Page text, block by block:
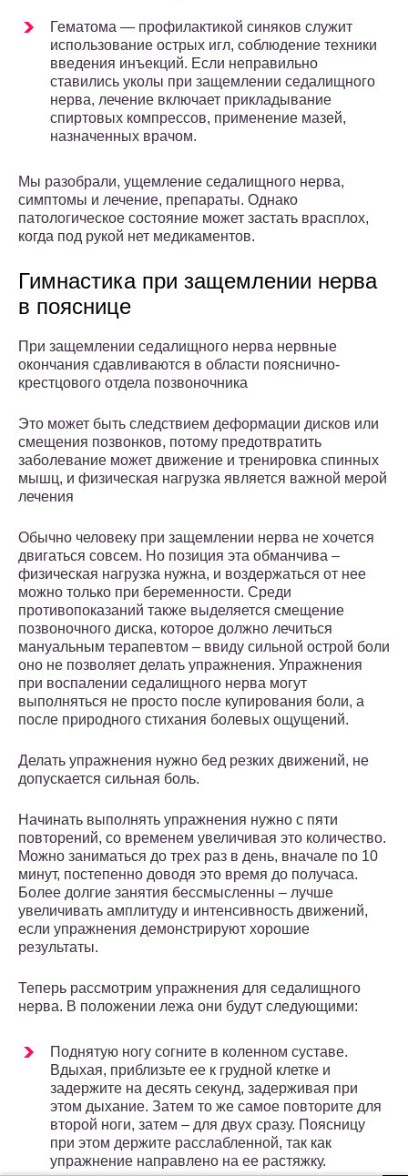
Гематома — профилактикой синяков служит
использование острых игл, соблюдение техники
введения инъекций. Если неправильно
ставились уколы при защемлении седалищного
нерва, лечение включает прикладывание
спиртовых компрессов, применение мазей,
назначенных врачом.
Мы разобрали, ущемление седалищного нерва,
симптомы и лечение, препараты. Однако
патологическое состояние может застать врасплох,
когда под рукой нет медикаментов.
Гимнастика при защемлении нерва
в пояснице
При защемлении седалищного нерва нервные
окончания сдавливаются в области пояснично-
крестцового отдела позвоночника
Это может быть следствием деформации дисков или
смещения позвонков, потому предотвратить
заболевание может движение и тренировка спинных
мышц, и физическая нагрузка является важной мерой
лечения
Обычно человеку при защемлении нерва не хочется
двигаться совсем. Но позиция эта обманчива –
физическая нагрузка нужна, и воздержаться от нее
можно только при беременности. Среди
противопоказаний также выделяется смещение
позвоночного диска, которое должно лечиться
мануальным терапевтом – ввиду сильной острой боли
оно не позволяет делать упражнения. Упражнения
при воспалении седалищного нерва могут
выполняться не просто после купирования боли, а
после природного стихания болевых ощущений.
Делать упражнения нужно бед резких движений, не
допускается сильная боль.
Начинать выполнять упражнения нужно с пяти
повторений, со временем увеличивая это количество.
Можно заниматься до трех раз в день, вначале по 10
минут, постепенно доводя это время до получаса.
Более долгие занятия бессмысленны – лучше
увеличивать амплитуду и интенсивность движений,
если упражнения демонстрируют хорошие
результаты.
Теперь рассмотрим упражнения для седалищного
нерва. В положении лежа они будут следующими:
Поднятую ногу согните в коленном суставе.
Вдыхая, приблизьте ее к грудной клетке и
задержите на десять секунд, задерживая при
этом дыхание. Затем то же самое повторите для
второй ноги, затем – для двух сразу. Поясницу
при этом держите расслабленной, так как
упражнение направлено на ее растяжку.